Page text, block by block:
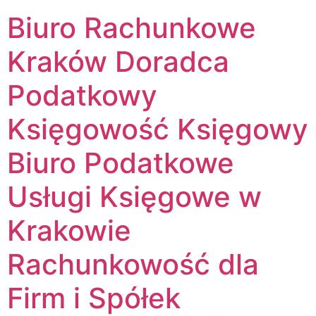
Biuro Rachunkowe
Kraków Doradca
Podatkowy
Księgowość Księgowy
Biuro Podatkowe
Usługi Księgowe w
Krakowie
Rachunkowość dla
Firm i Spółek